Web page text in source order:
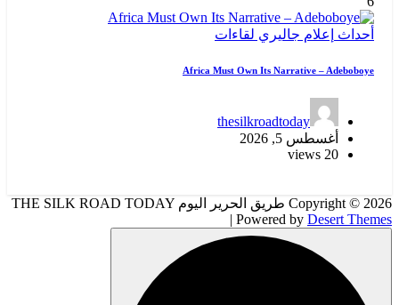
أحداث إعلام جاليري لقاءات
Africa Must Own Its Narrative – Adeboboye
thesilkroadtoday
أغسطس 5, 2026
20 views
Copyright © 2026 طريق الحرير اليوم THE SILK ROAD TODAY
| Powered by Desert Themes